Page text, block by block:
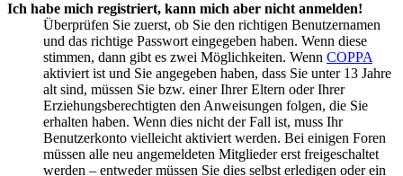
Ich habe mich registriert, kann mich aber nicht anmelden!
Überprüfen Sie zuerst, ob Sie den richtigen Benutzernamen
und das richtige Passwort eingegeben haben. Wenn diese
stimmen, dann gibt es zwei Möglichkeiten. Wenn COPPA
aktiviert ist und Sie angegeben haben, dass Sie unter 13 Jahre
alt sind, müssen Sie bzw. einer Ihrer Eltern oder Ihrer
Erziehungsberechtigten den Anweisungen folgen, die Sie
erhalten haben. Wenn dies nicht der Fall ist, muss Ihr
Benutzerkonto vielleicht aktiviert werden. Bei einigen Foren
müssen alle neu angemeldeten Mitglieder erst freigeschaltet
werden – entweder müssen Sie dies selbst erledigen oder ein